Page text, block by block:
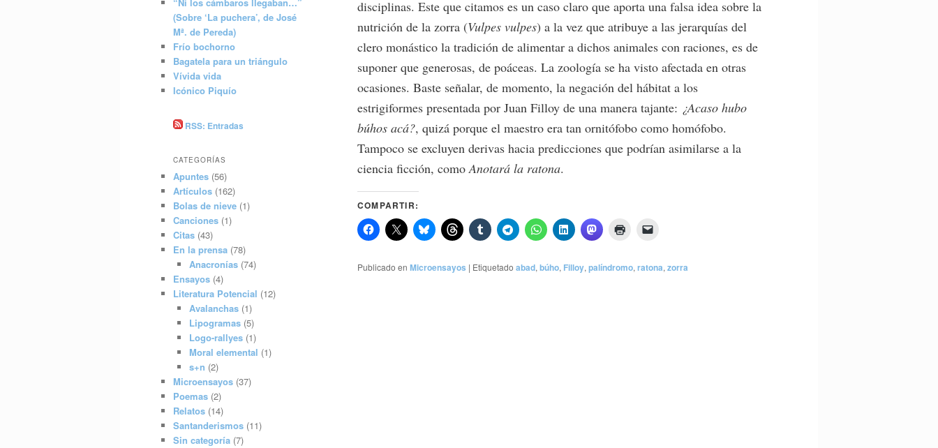
disciplinas. Este que citamos es un caso claro que aporta una falsa idea sobre la
nutrición de la zorra (Vulpes vulpes) a la vez que atribuye a las jerarquías del
clero monástico la tradición de alimentar a dichos animales con raciones, es de
suponer que generosas, de poáceas. La zoología se ha visto afectada en otras
ocasiones. Baste señalar, de momento, la negación del hábitat a los
estrigiformes presentada por Juan Filloy de una manera tajante: ¿Acaso hubo
búhos acá?, quizá porque el maestro era tan ornitófobo como homófobo.
Tampoco se excluyen derivas hacia predicciones que podrían asimilarse a la
ciencia ficción, como Anotará la ratona.
COMPARTIR:
Publicado en Microensayos | Etiquetado abad, búho, Filloy, palíndromo, ratona, zorra
(Sobre ‘La puchera’, de José
Mª. de Pereda)
Frío bochorno
Bagatela para un triángulo
Vívida vida
Icónico Piquío
RSS: Entradas
CATEGORÍAS
Apuntes (56)
Artículos (162)
Bolas de nieve (1)
Canciones (1)
Citas (43)
En la prensa (78)
Anacronías(74)
Ensayos (4)
Literatura Potencial (12)
Avalanchas(1)
Lipogramas(5)
Logo-rallyes(1)
Moral elemental (1)
s+n (2)
Microensayos (37)
Poemas (2)
Relatos (14)
Santanderismos (11)
Sin categoría (7)